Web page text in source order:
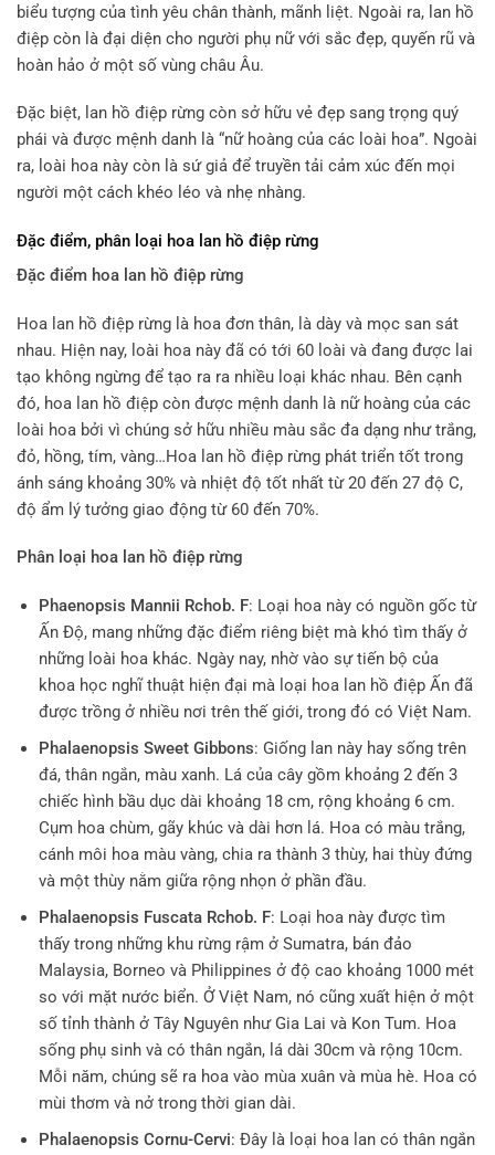
biểu tượng của tình yêu chân thành, mãnh liệt. Ngoài ra, lan hồ
điệp còn là đại diện cho người phụ nữ với sắc đẹp, quyến rũ và
hoàn hảo ở một số vùng châu Âu.
Đặc biệt, lan hồ điệp rừng còn sở hữu vẻ đẹp sang trọng quý
phái và được mệnh danh là “nữ hoàng của các loài hoa”. Ngoài
ra, loài hoa này còn là sứ giả để truyền tải cảm xúc đến mọi
người một cách khéo léo và nhẹ nhàng.
Đặc điểm, phân loại hoa lan hồ điệp rừng
Đặc điểm hoa lan hồ điệp rừng
Hoa lan hồ điệp rừng là hoa đơn thân, là dày và mọc san sát
nhau. Hiện nay, loài hoa này đã có tới 60 loài và đang được lai
tạo không ngừng để tạo ra ra nhiều loại khác nhau. Bên cạnh
đó, hoa lan hồ điệp còn được mệnh danh là nữ hoàng của các
loài hoa bởi vì chúng sở hữu nhiều màu sắc đa dạng như trắng,
đỏ, hồng, tím, vàng…Hoa lan hồ điệp rừng phát triển tốt trong
ánh sáng khoảng 30% và nhiệt độ tốt nhất từ 20 đến 27 độ C,
độ ẩm lý tưởng giao động từ 60 đến 70%.
Phân loại hoa lan hồ điệp rừng
Phaenopsis Mannii Rchob. F: Loại hoa này có nguồn gốc từ
Ấn Độ, mang những đặc điểm riêng biệt mà khó tìm thấy ở
những loài hoa khác. Ngày nay, nhờ vào sự tiến bộ của
khoa học nghĩ thuật hiện đại mà loại hoa lan hồ điệp Ấn đã
được trồng ở nhiều nơi trên thế giới, trong đó có Việt Nam.
Phalaenopsis Sweet Gibbons: Giống lan này hay sống trên
đá, thân ngắn, màu xanh. Lá của cây gồm khoảng 2 đến 3
chiếc hình bầu dục dài khoảng 18 cm, rộng khoảng 6 cm.
Cụm hoa chùm, gãy khúc và dài hơn lá. Hoa có màu trắng,
cánh môi hoa màu vàng, chia ra thành 3 thùy, hai thùy đứng
và một thùy nằm giữa rộng nhọn ở phần đầu.
Phalaenopsis Fuscata Rchob. F: Loại hoa này được tìm
thấy trong những khu rừng rậm ở Sumatra, bán đảo
Malaysia, Borneo và Philippines ở độ cao khoảng 1000 mét
so với mặt nước biển. Ở Việt Nam, nó cũng xuất hiện ở một
số tỉnh thành ở Tây Nguyên như Gia Lai và Kon Tum. Hoa
sống phụ sinh và có thân ngắn, lá dài 30cm và rộng 10cm.
Mỗi năm, chúng sẽ ra hoa vào mùa xuân và mùa hè. Hoa có
mùi thơm và nở trong thời gian dài.
Phalaenopsis Cornu-Cervi: Đây là loại hoa lan có thân ngắn